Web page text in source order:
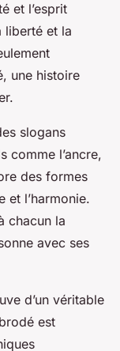
et l’esprit
liberté et la
une histoire
slogans
comme l’ancre,
des formes
et l’harmonie.
chacun la
avec ses
d’un véritable
est